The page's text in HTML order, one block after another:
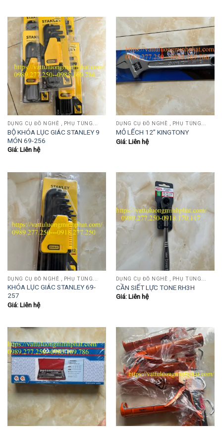
DỤNG CỤ ĐỒ NGHỀ , PHỤ TÙNG...
BỘ KHÓA LỤC GIÁC STANLEY 9
MÓN 69-256
Giá: Liên hệ
DỤNG CỤ ĐỒ NGHỀ , PHỤ TÙNG...
MỎ LẾCH 12” KINGTONY
Giá: Liên hệ
DỤNG CỤ ĐỒ NGHỀ , PHỤ TÙNG...
KHÓA LỤC GIÁC STANLEY 69-
257
Giá: Liên hệ
DỤNG CỤ ĐỒ NGHỀ , PHỤ TÙNG...
CẦN SIẾT LỰC TONE RH3H
Giá: Liên hệ